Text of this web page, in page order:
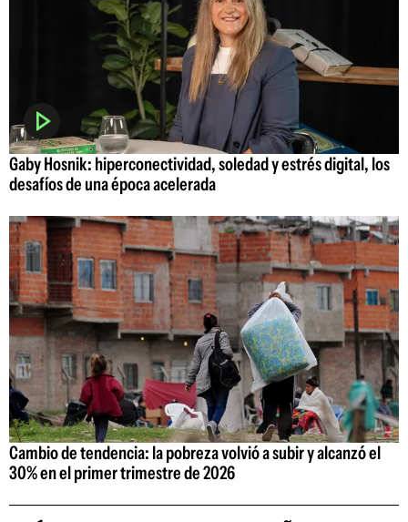
Gaby Hosnik: hiperconectividad, soledad y estrés digital, los
desafíos de una época acelerada
Cambio de tendencia: la pobreza volvió a subir y alcanzó el
30% en el primer trimestre de 2026